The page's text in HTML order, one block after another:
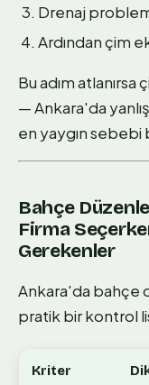
Drenaj
Ardından çim
Bu adım
— Ankara'da
en yaygın sebebi
Bahçe
Firma
Gerekenler
Ankara'da bahçe
pratik bir kontrol
Kriter